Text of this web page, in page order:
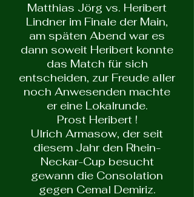
Matthias Jörg vs. Heribert
Lindner im Finale der Main,
am späten Abend war es
dann soweit Heribert konnte
das Match für sich
entscheiden, zur Freude aller
noch Anwesenden machte
er eine Lokalrunde.
Prost Heribert !
Ulrich Armasow, der seit
diesem Jahr den Rhein-
Neckar-Cup besucht
gewann die Consolation
gegen Cemal Demiriz.